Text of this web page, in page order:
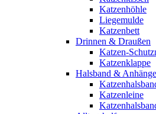
Katzenhöhle
Liegemulde
Katzenbett
Drinnen & Draußen
Katzen-
Katzenklappe
Halsband &
Katzenleine